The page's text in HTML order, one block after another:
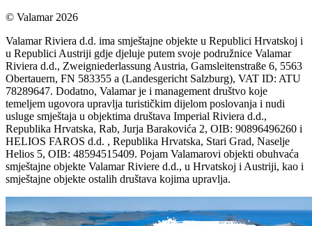
© Valamar 2026
Valamar Riviera d.d. ima smještajne objekte u Republici Hrvatskoj i
u Republici Austriji gdje djeluje putem svoje podružnice Valamar
Riviera d.d., Zweigniederlassung Austria, Gamsleitenstraße 6, 5563
Obertauern, FN 583355 a (Landesgericht Salzburg), VAT ID: ATU
78289647. Dodatno, Valamar je i management društvo koje
temeljem ugovora upravlja turističkim dijelom poslovanja i nudi
usluge smještaja u objektima društava Imperial Riviera d.d.,
Republika Hrvatska, Rab, Jurja Barakovića 2, OIB: 90896496260 i
HELIOS FAROS d.d. , Republika Hrvatska, Stari Grad, Naselje
Helios 5, OIB: 48594515409. Pojam Valamarovi objekti obuhvaća
smještajne objekte Valamar Riviere d.d., u Hrvatskoj i Austriji, kao i
smještajne objekte ostalih društava kojima upravlja.